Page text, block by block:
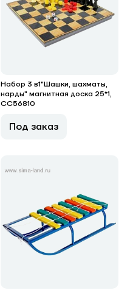
Набор 3 в1"Шашки, шахматы,
нарды" магнитная доска 25*1,
СС56810
Под заказ